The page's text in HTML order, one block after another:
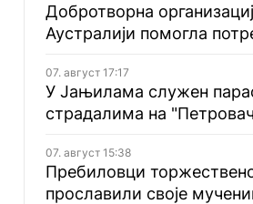
Добротворна
Аустралији помогла
07. август 17:17
У Јањилама служен
страдалима на
07. август 15:38
Пребиловци
прославили своје